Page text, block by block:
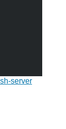
server